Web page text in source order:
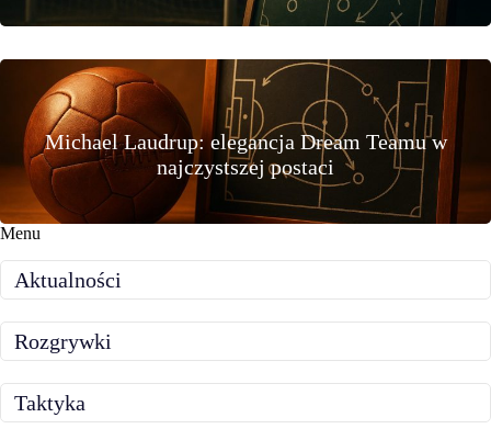
Michael Laudrup: elegancja Dream Teamu w
najczystszej postaci
Menu
Aktualności
Rozgrywki
Taktyka